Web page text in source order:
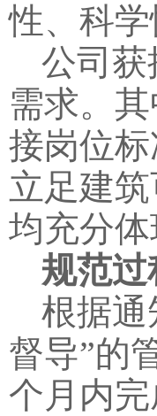
性、科
公司
需求。
接岗位
立足建
均充分
规范
根据通
督导”的
个月内